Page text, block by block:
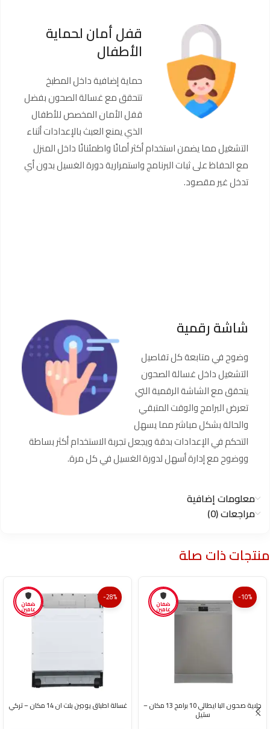
قفل أمان لحماية
الأطفال
حماية إضافية داخل المطبخ
تتحقق مع غسالة الصحون بفضل
قفل الأمان المخصص للأطفال
الذي يمنع العبث بالإعدادات أثناء
التشغيل مما يضمن استخدام أكثر أمانًا واطمئنانًا داخل المنزل
مع الحفاظ على ثبات البرنامج واستمرارية دورة الغسيل بدون أي
تدخل غير مقصود.
شاشة رقمية
وضوح في متابعة كل تفاصيل
التشغيل داخل غسالة الصحون
يتحقق مع الشاشة الرقمية التي
تعرض البرامج والوقت المتبقي
والحالة بشكل مباشر مما يسهل
التحكم في الإعدادات بدقة ويجعل تجربة الاستخدام أكثر بساطة
ووضوح مع إدارة أسهل لدورة الغسيل في كل مرة.
معلومات إضافية
مراجعات (0)
منتجات ذات صلة
ضمان
عامين
-10%
جلاية صحون البا ايطالي 10 برامج 13 مكان –
ستيل
ضمان
عامين
-28%
غسالة اطباق يوجين بلت ان 14 مكان – تركي